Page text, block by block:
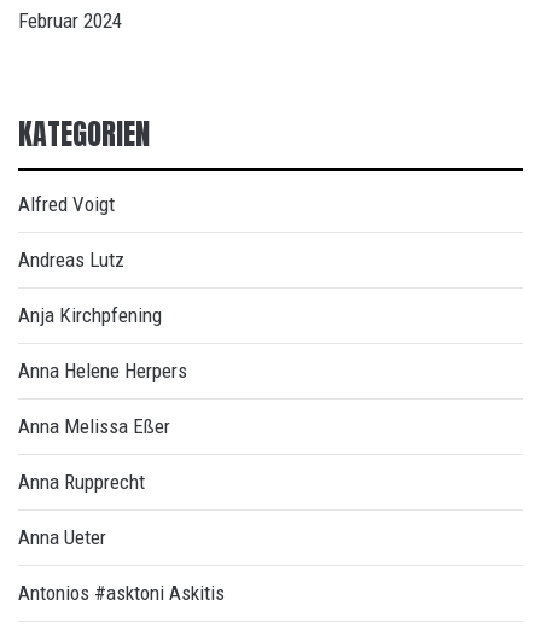
Februar 2024
KATEGORIEN
Alfred Voigt
Andreas Lutz
Anja Kirchpfening
Anna Helene Herpers
Anna Melissa Eßer
Anna Rupprecht
Anna Ueter
Antonios #asktoni Askitis